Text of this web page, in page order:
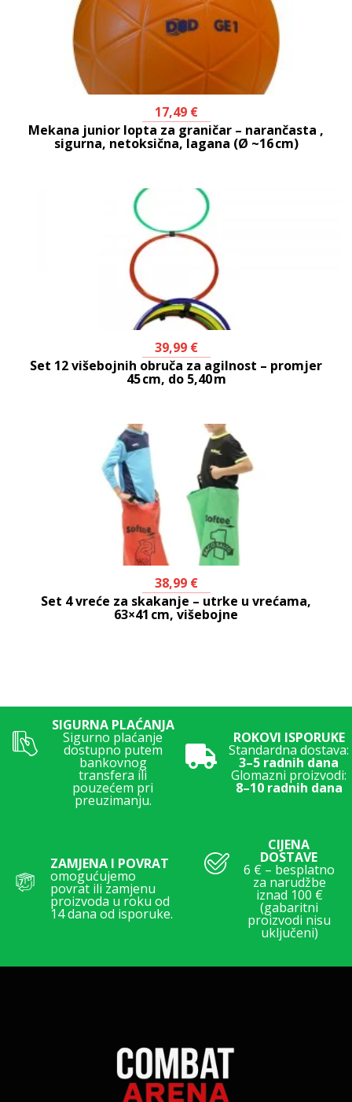
17,49 €
Mekana junior lopta za graničar – narančasta ,
sigurna, netoksična, lagana (Ø ~16 cm)
39,99 €
Set 12 višebojnih obruča za agilnost – promjer
45 cm, do 5,40 m
38,99 €
Set 4 vreće za skakanje – utrke u vrećama,
63×41 cm, višebojne
SIGURNA PLAĆANJA
Sigurno plaćanje
dostupno putem
bankovnog
transfera ili
pouzećem pri
preuzimanju.
ROKOVI ISPORUKE
Standardna dostava:
3–5 radnih dana
Glomazni proizvodi:
8–10 radnih dana
ZAMJENA I POVRAT
omogućujemo
povrat ili zamjenu
proizvoda u roku od
14 dana od isporuke.
CIJENA
DOSTAVE
6 € – besplatno
za narudžbe
iznad 100 €
(gabaritni
proizvodi nisu
uključeni)